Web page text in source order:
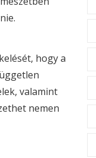
hogy a
valamint
nemen